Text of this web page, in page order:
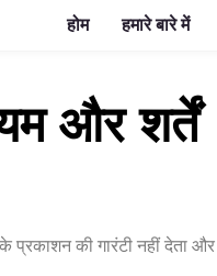
होम हमारे बारे में
और शर्तें
प्रकाशन की गारंटी नहीं देता